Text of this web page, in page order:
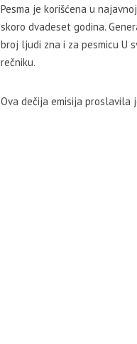
Pesma je korišćena u
skoro dvadeset godina.
broj ljudi zna i za pesmicu U
rečniku.
Ova dečija emisija proslavila